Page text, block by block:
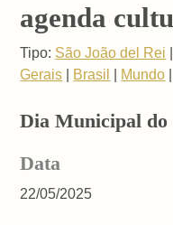
agenda
Tipo: São João del Rei
Gerais
Brasil Mundo
Dia Municipal do
Data
22/05/2025